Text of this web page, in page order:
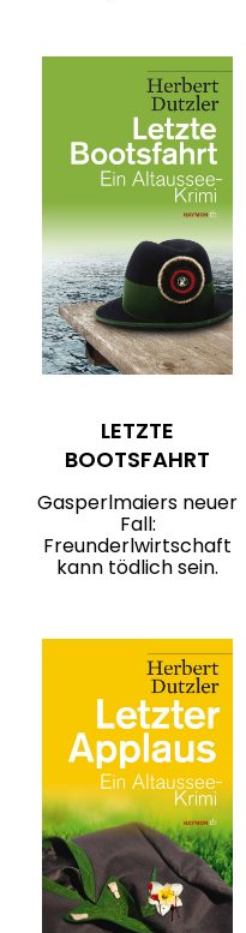
LETZTE
BOOTSFAHRT
Gasperlmaiers neuer
Fall:
Freunderlwirtschaft
kann tödlich sein.